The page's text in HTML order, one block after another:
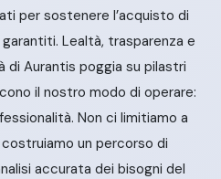
per sostenere l’acquisto di
Lealtà, trasparenza e
di Aurantis poggia su pilastri
il nostro modo di operare:
Non ci limitiamo a
un percorso di
accurata dei bisogni del